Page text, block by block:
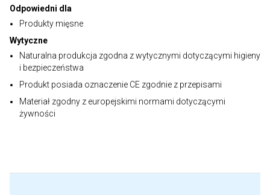
Odpowiedni dla
Produkty mięsne
Wytyczne
Naturalna produkcja zgodna z wytycznymi dotyczącymi higieny
i bezpieczeństwa
Produkt posiada oznaczenie CE zgodnie z przepisami
Materiał zgodny z europejskimi normami dotyczącymi
żywności